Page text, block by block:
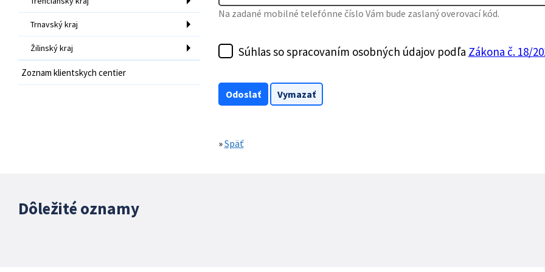
Trnavský kraj
Žilinský kraj
Zoznam klientskych centier
Na zadané mobilné telefónne číslo Vám bude zaslaný overovací kód.
Súhlas so spracovaním osobných údajov podľa Zákona č. 18/
»Späť
Dôležité oznamy